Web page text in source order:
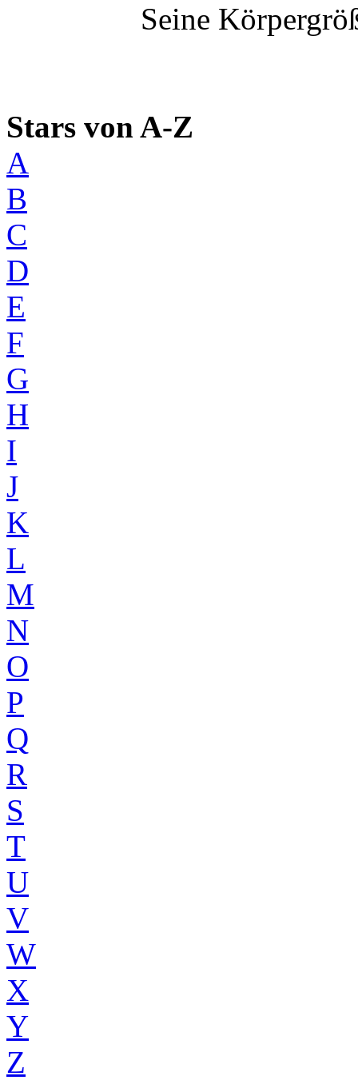
Seine
Stars von A-Z
A
B
C
D
E
F
G
H
I
J
K
L
M
N
O
P
Q
R
S
T
U
V
W
X
Y
Z